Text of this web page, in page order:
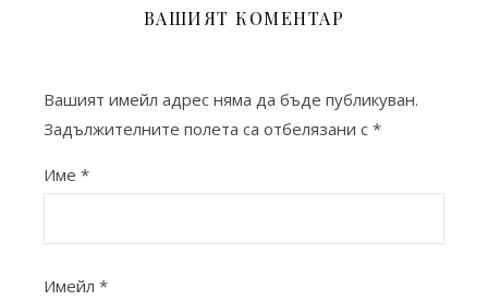
ВАШИЯТ КОМЕНТАР
Вашият имейл адрес няма да бъде публикуван.
Задължителните полета са отбелязани с *
Име *
Имейл *